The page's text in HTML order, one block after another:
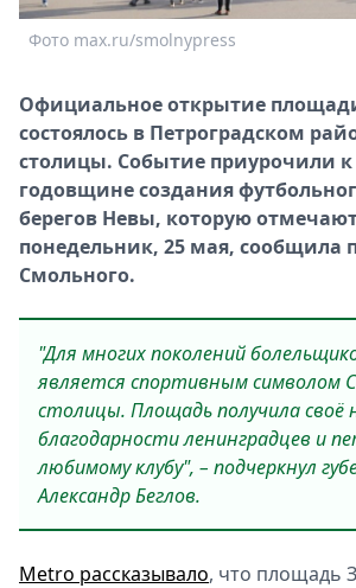
Спецпроекты
Звезды
2026
Скачай
Metro
Фото max.ru/smolnypress
Официальное открытие
состоялось в Петроградском
столицы. Событие приурочили к
годовщине создания
берегов Невы, которую
понедельник, 25 мая, сообщила
Смольного.
"Для многих поколений
является спортивным символом
столицы. Площадь получила своё
благодарности ленинградцев и
любимому клубу", – подчеркнул
Александр Беглов.
Metro рассказывало, что площадь